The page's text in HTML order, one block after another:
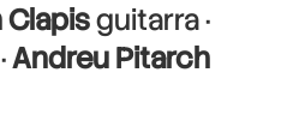
Clapisguitarra ·
Andreu Pitarch